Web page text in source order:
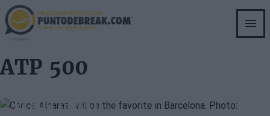
Skip
to
main
ATP 500
Voici à quoi ressemblera le Conde
grand favori